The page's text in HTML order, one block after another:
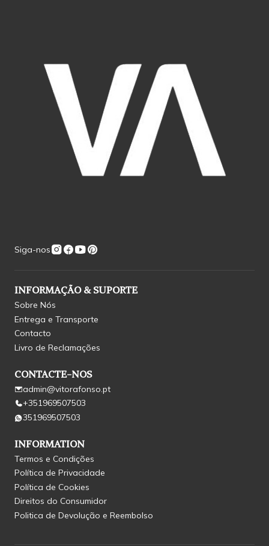
Siga-nos
INFORMAÇÃO & SUPORTE
Sobre Nós
Entrega e Transporte
Contacto
Livro de Reclamações
CONTACTE-NOS
admin@vitorafonso.pt
+351969507503
351969507503
INFORMATION
Termos e Condições
Política de Privacidade
Política de Cookies
Direitos do Consumidor
Politica de Devolução e Reembolso